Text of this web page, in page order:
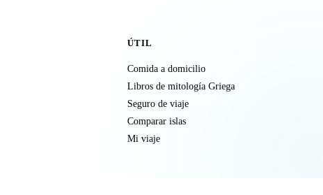
ÚTIL
Comida a domicilio
Libros de mitología Griega
Seguro de viaje
Comparar islas
Mi viaje